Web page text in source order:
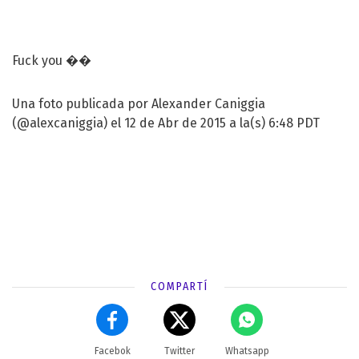
Fuck you ��
Una foto publicada por Alexander Caniggia
(@alexcaniggia) el 12 de Abr de 2015 a la(s) 6:48 PDT
COMPARTÍ
Facebok Twitter Whatsapp